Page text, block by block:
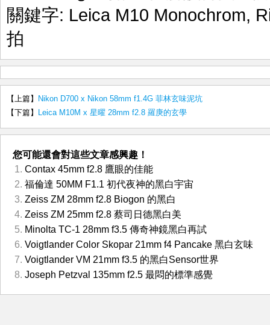
關鍵字: Leica M10 Monochrom,
拍
【上篇】
Nikon D700 x Nikon 58mm f1.4G 菲林玄味泥坑
【下篇】
Leica M10M x 星曜 28mm f2.8 羅庚的玄學
您可能還會對這些文章感興趣！
Contax 45mm f2.8 鷹眼的佳能
福倫達 50MM F1.1 初代夜神的黑白宇宙
Zeiss ZM 28mm f2.8 Biogon 的黑白
Zeiss ZM 25mm f2.8 蔡司日德黑白美
Minolta TC-1 28mm f3.5 傳奇神鏡黑白再試
Voigtlander Color Skopar 21mm f4 Pancake 黑白玄味
Voigtlander VM 21mm f3.5 的黑白Sensor世界
Joseph Petzval 135mm f2.5 最悶的標準感覺